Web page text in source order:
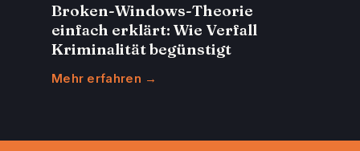
Broken-Windows-Theorie
einfach erklärt: Wie Verfall
Kriminalität begünstigt
Mehr erfahren →